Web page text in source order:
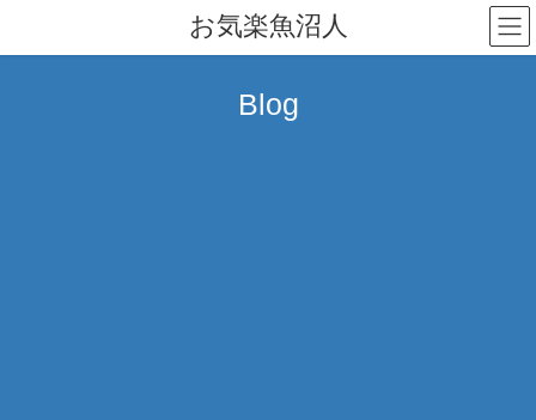
テ
ゲ
お気楽魚沼人
Blog